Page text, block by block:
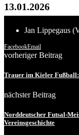
13.01.2026
Jan Lippegaus
FacebookEmail
vorheriger Beitrag
Trauer im Kieler
nächster Beitrag
Norddeutscher Futsal-
Vereinsgeschichte